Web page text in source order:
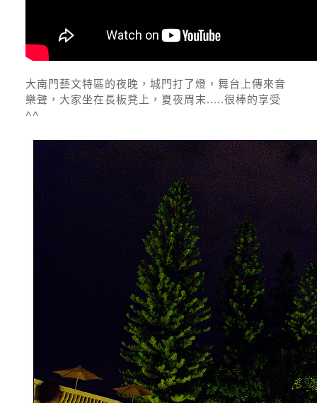
大南門藝文特區的夜晚，城門打了燈，舞台上傳來音
樂聲，大家坐在長板凳上，夏夜周末.....很棒的享受
^^